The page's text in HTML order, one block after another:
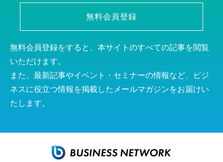
無料会員登録
無料会員登録をすると、本サイトのすべての記事を閲覧
いただけます。
また、最新記事やイベント・セミナーの情報など、ビジ
ネスに役立つ情報を掲載したメールマガジンをお届けい
たします。